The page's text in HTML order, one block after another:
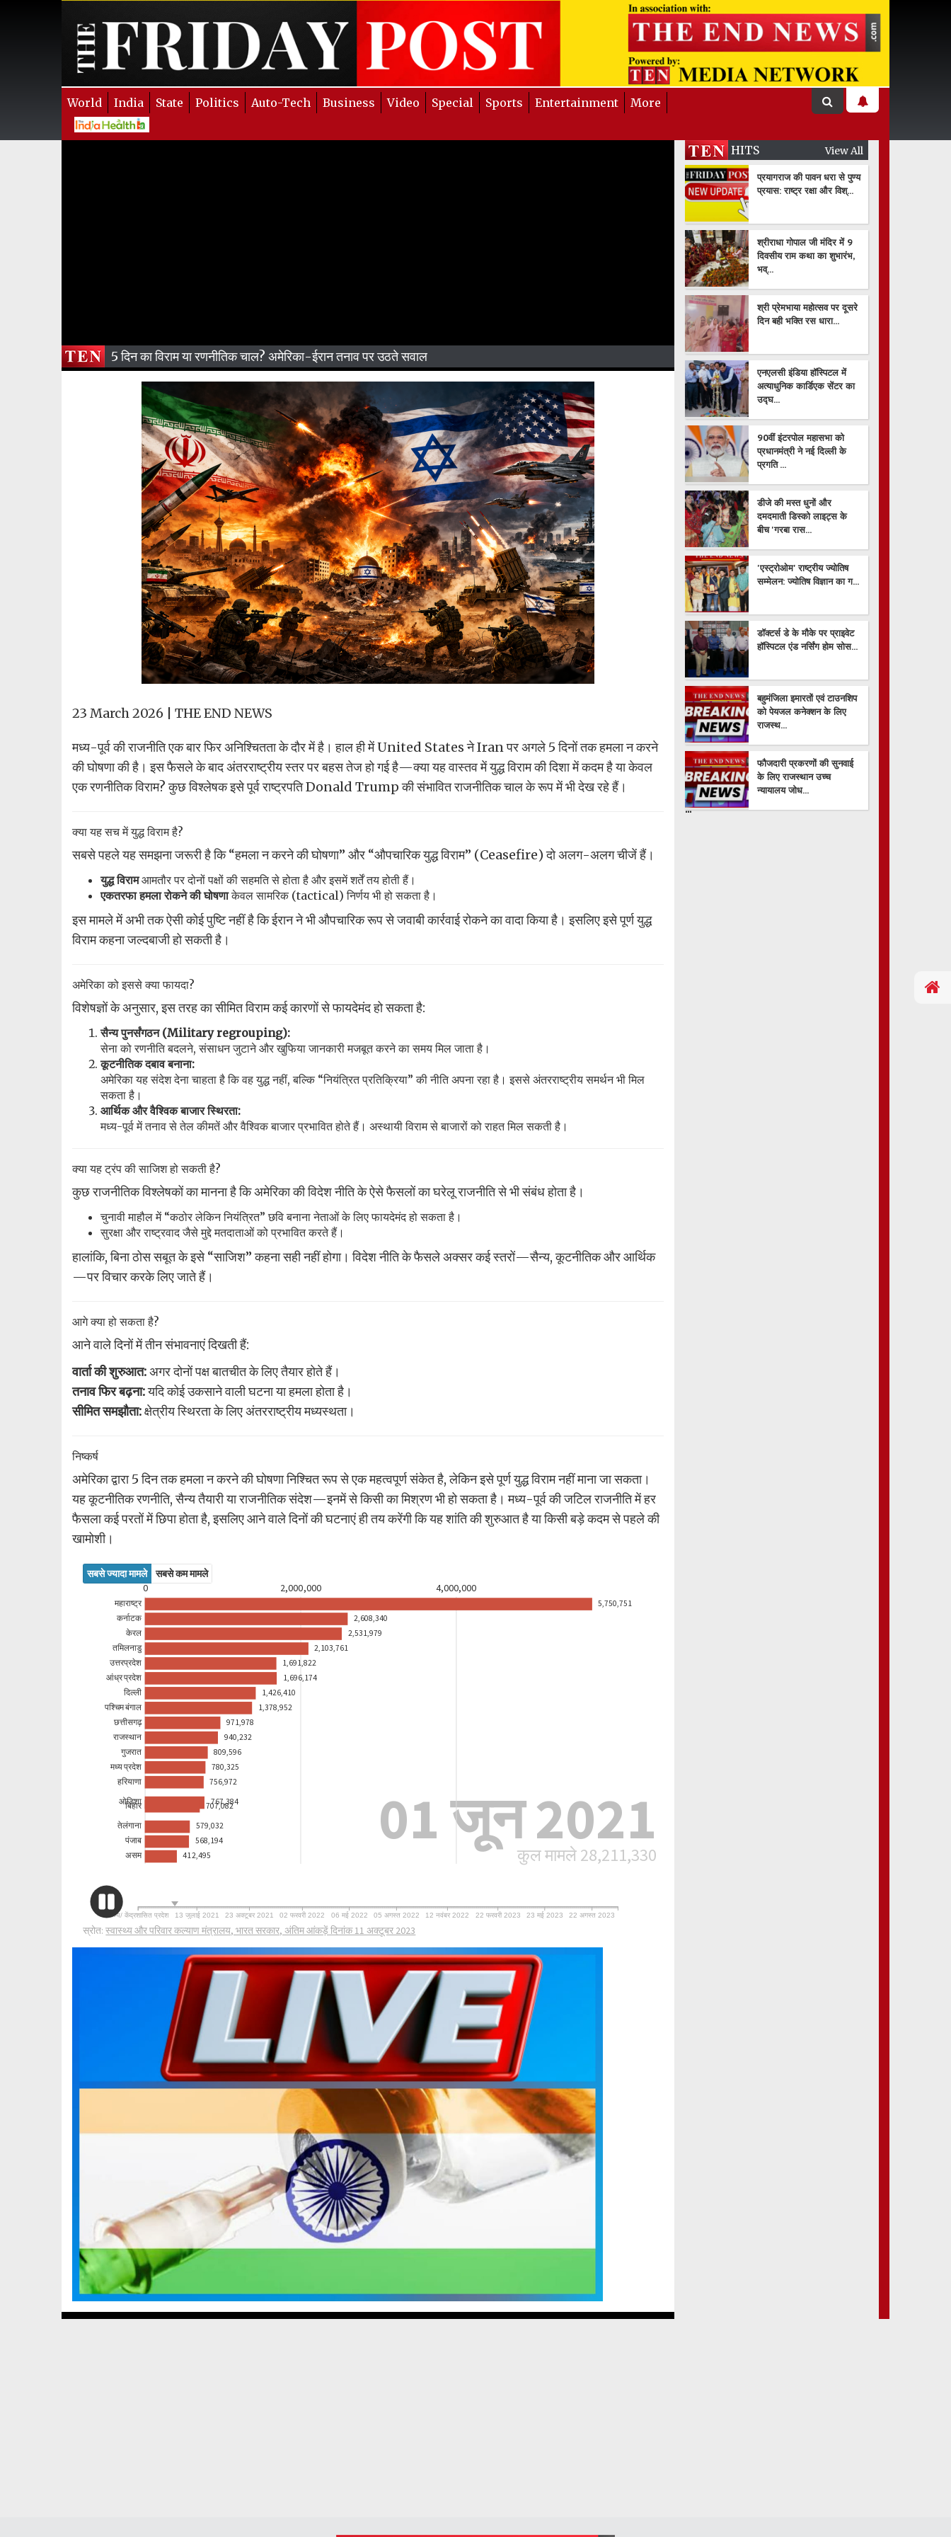
World India State Politics Auto-Tech Business Video Special Sports Entertainment More
5 दिन का विराम या रणनीतिक चाल? अमेरिका-ईरान तनाव पर उठते सवाल
23 March 2026 | THE END NEWS
मध्य-पूर्व की राजनीति एक बार फिर अनिश्चितता के दौर में है। हाल ही में United States ने Iran पर अगले 5 दिनों तक हमला न करने
की घोषणा की है। इस फैसले के बाद अंतरराष्ट्रीय स्तर पर बहस तेज हो गई है—क्या यह वास्तव में युद्ध विराम की दिशा में कदम है या केवल
एक रणनीतिक विराम? कुछ विश्लेषक इसे पूर्व राष्ट्रपति Donald Trump की संभावित राजनीतिक चाल के रूप में भी देख रहे हैं।
क्या यह सच में युद्ध विराम है?
सबसे पहले यह समझना जरूरी है कि “हमला न करने की घोषणा” और “औपचारिक युद्ध विराम” (Ceasefire) दो अलग-अलग चीजें हैं।
युद्ध विरामआमतौर पर दोनों पक्षों की सहमति से होता है और इसमें शर्तें तय होती हैं।
एकतरफा हमला रोकने की घोषणाकेवल सामरिक (tactical) निर्णय भी हो सकता है।
इस मामले में अभी तक ऐसी कोई पुष्टि नहीं है कि ईरान ने भी औपचारिक रूप से जवाबी कार्रवाई रोकने का वादा किया है। इसलिए इसे पूर्ण युद्ध
विराम कहना जल्दबाजी हो सकती है।
अमेरिका को इससे क्या फायदा?
विशेषज्ञों के अनुसार, इस तरह का सीमित विराम कई कारणों से फायदेमंद हो सकता है:
सैन्य पुनर्संगठन (Military regrouping):
सेना को रणनीति बदलने, संसाधन जुटाने और खुफिया जानकारी मजबूत करने का समय मिल जाता है।
कूटनीतिक दबाव बनाना:
अमेरिका यह संदेश देना चाहता है कि वह युद्ध नहीं, बल्कि “नियंत्रित प्रतिक्रिया” की नीति अपना रहा है। इससे अंतरराष्ट्रीय समर्थन भी मिल
सकता है।
आर्थिक और वैश्विक बाजार स्थिरता:
मध्य-पूर्व में तनाव से तेल कीमतें और वैश्विक बाजार प्रभावित होते हैं। अस्थायी विराम से बाजारों को राहत मिल सकती है।
क्या यह ट्रंप की साजिश हो सकती है?
कुछ राजनीतिक विश्लेषकों का मानना है कि अमेरिका की विदेश नीति के ऐसे फैसलों का घरेलू राजनीति से भी संबंध होता है।
चुनावी माहौल में “कठोर लेकिन नियंत्रित” छवि बनाना नेताओं के लिए फायदेमंद हो सकता है।
सुरक्षा और राष्ट्रवाद जैसे मुद्दे मतदाताओं को प्रभावित करते हैं।
हालांकि, बिना ठोस सबूत के इसे “साजिश” कहना सही नहीं होगा। विदेश नीति के फैसले अक्सर कई स्तरों—सैन्य, कूटनीतिक और आर्थिक
—पर विचार करके लिए जाते हैं।
आगे क्या हो सकता है?
आने वाले दिनों में तीन संभावनाएं दिखती हैं:
वार्ता की शुरुआत:अगर दोनों पक्ष बातचीत के लिए तैयार होते हैं।
तनाव फिर बढ़ना:यदि कोई उकसाने वाली घटना या हमला होता है।
सीमित समझौता:क्षेत्रीय स्थिरता के लिए अंतरराष्ट्रीय मध्यस्थता।
निष्कर्ष
अमेरिका द्वारा 5 दिन तक हमला न करने की घोषणा निश्चित रूप से एक महत्वपूर्ण संकेत है, लेकिन इसे पूर्ण युद्ध विराम नहीं माना जा सकता।
यह कूटनीतिक रणनीति, सैन्य तैयारी या राजनीतिक संदेश—इनमें से किसी का मिश्रण भी हो सकता है। मध्य-पूर्व की जटिल राजनीति में हर
फैसला कई परतों में छिपा होता है, इसलिए आने वाले दिनों की घटनाएं ही तय करेंगी कि यह शांति की शुरुआत है या किसी बड़े कदम से पहले की
खामोशी।
HITS View All
प्रयागराज की पावन धरा से पुण्य
प्रयास: राष्ट्र रक्षा और विश्...
...
श्रीराधा गोपाल जी मंदिर में 9
दिवसीय राम कथा का शुभारंभ,
भव्...
...
श्री प्रेमभाया महोत्सव पर दूसरे
दिन बही भक्ति रस धारा...
...
एनएलसी इंडिया हॉस्पिटल में
अत्याधुनिक कार्डिएक सेंटर का
उद्घ...
...
90वीं इंटरपोल महासभा को
प्रधानमंत्री ने नई दिल्ली के
प्रगति ...
...
डीजे की मस्त धुनों और
दमदमाती डिस्को लाइट्स के
बीच 'गरबा रास...
...
'एस्ट्रोओम' राष्ट्रीय ज्योतिष
सम्मेलन: ज्योतिष विज्ञान का ग...
...
डॉक्टर्स डे के मौके पर प्राइवेट
हॉस्पिटल एंड नर्सिंग होम सोस...
...
बहुमंजिला इमारतों एवं टाउनशिप
को पेयजल कनेक्शन के लिए
राजस्थ...
...
फौजदारी प्रकरणों की सुनवाई
के लिए राजस्थान उच्च
न्यायालय जोध...
...